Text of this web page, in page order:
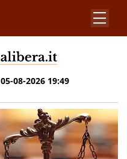
05-08-2026 19:49